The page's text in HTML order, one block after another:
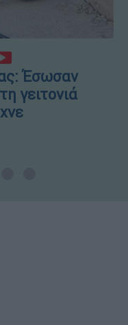
Έσωσαν
γειτονιά